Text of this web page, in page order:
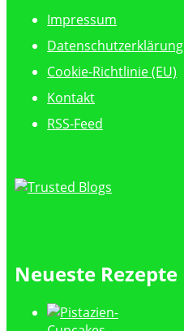
Impressum
Datenschutzerklärung
Cookie-Richtlinie (EU)
Kontakt
RSS-Feed
Neueste Rezepte